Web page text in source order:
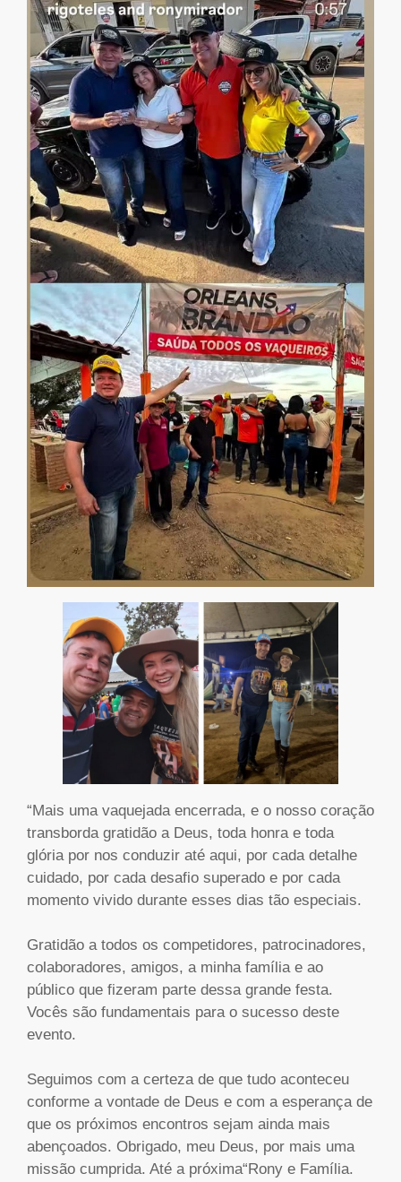
“Mais uma vaquejada encerrada, e o nosso coração
transborda gratidão a Deus, toda honra e toda
glória por nos conduzir até aqui, por cada detalhe
cuidado, por cada desafio superado e por cada
momento vivido durante esses dias tão especiais.
Gratidão a todos os competidores, patrocinadores,
colaboradores, amigos, a minha família e ao
público que fizeram parte dessa grande festa.
Vocês são fundamentais para o sucesso deste
evento.
Seguimos com a certeza de que tudo aconteceu
conforme a vontade de Deus e com a esperança de
que os próximos encontros sejam ainda mais
abençoados. Obrigado, meu Deus, por mais uma
missão cumprida. Até a próxima“Rony e Família.